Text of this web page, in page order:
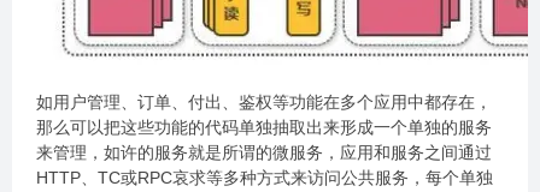
如用户管理、订单、付出、鉴权等功能在多个应用中都存在，
那么可以把这些功能的代码单独抽取出来形成一个单独的服务
来管理，如许的服务就是所谓的微服务，应用和服务之间通过
HTTP、TC或RPC哀求等多种方式来访问公共服务，每个单独